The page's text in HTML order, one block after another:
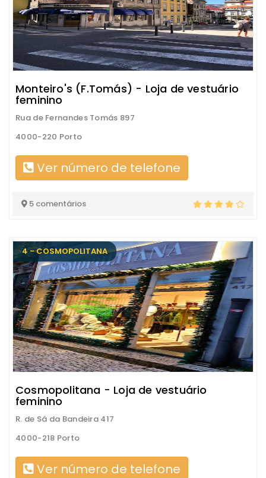
Monteiro's (F.Tomás) - Loja de vestuário
feminino
Rua de Fernandes Tomás 897
4000-220 Porto
Ver número de telefone
5 comentários
4 - COSMOPOLITANA
Cosmopolitana - Loja de vestuário
feminino
R. de Sá da Bandeira 417
4000-218 Porto
Ver número de telefone